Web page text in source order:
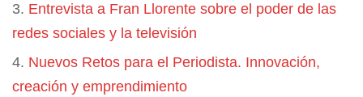
Entrevista a Fran Llorente sobre el poder de las
redes sociales y la televisión
Nuevos Retos para el Periodista. Innovación,
creación y emprendimiento